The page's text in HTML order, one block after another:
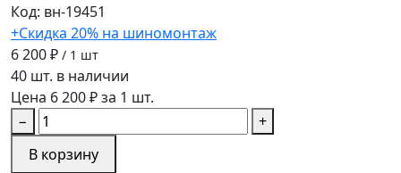
Код: вн-19451
+Скидка 20% на шиномонтаж
6 200 ₽ / 1 шт
40 шт. в наличии
Цена 6 200 ₽ за 1 шт.
−
+
В корзину